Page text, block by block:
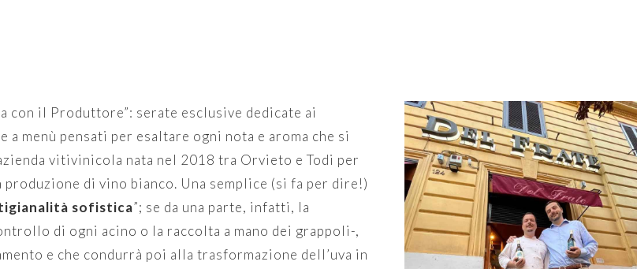
con il Produttore”: serate esclusive dedicate ai
menù pensati per esaltare ogni nota e aroma che si
vitivinicola nata nel 2018 tra Orvieto e Todi per
produzione di vino bianco. Una semplice (si fa per dire!)
sofistica”; se da una parte, infatti, la
di ogni acino o la raccolta a mano dei grappoli-,
e che condurrà poi alla trasformazione dell’uva in